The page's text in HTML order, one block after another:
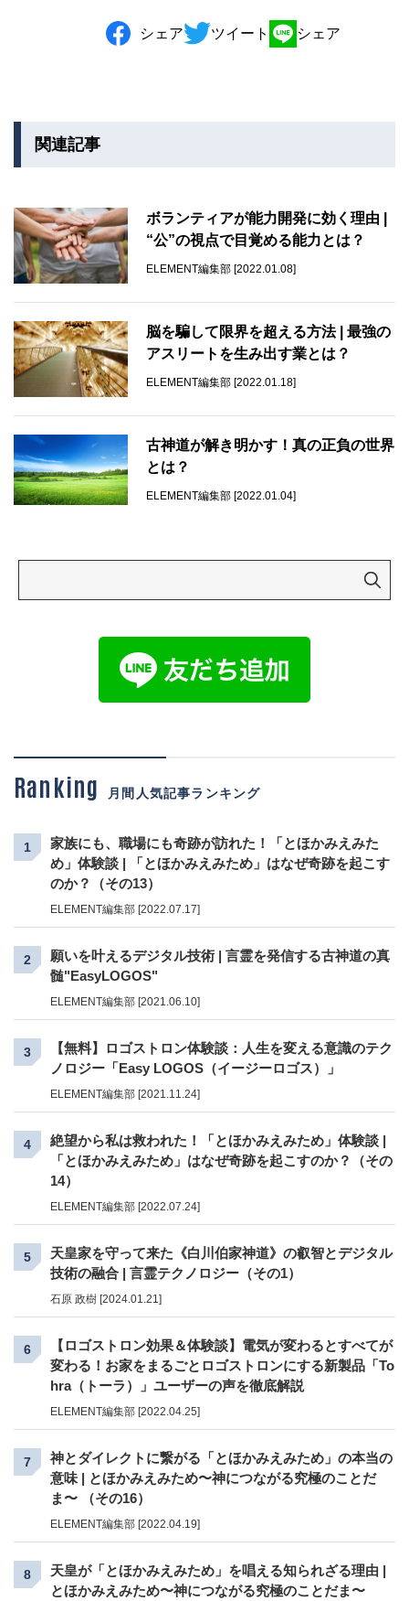
シェア ツイート シェア
関連記事
ボランティアが能力開発に効く理由 |
“公”の視点で目覚める能力とは？
ELEMENT編集部 [2022.01.08]
脳を騙して限界を超える方法 | 最強の
アスリートを生み出す業とは？
ELEMENT編集部 [2022.01.18]
古神道が解き明かす！真の正負の世界
とは？
ELEMENT編集部 [2022.01.04]
Ranking 月間人気記事ランキング
1
家族にも、職場にも奇跡が訪れた！「とほかみえみた
め」体験談 | 「とほかみえみため」はなぜ奇跡を起こす
のか？（その13）
ELEMENT編集部 [2022.07.17]
2
願いを叶えるデジタル技術 | 言霊を発信する古神道の真
髄"EasyLOGOS"
ELEMENT編集部 [2021.06.10]
3
【無料】ロゴストロン体験談：人生を変える意識のテク
ノロジー「Easy LOGOS（イージーロゴス）」
ELEMENT編集部 [2021.11.24]
4
絶望から私は救われた！「とほかみえみため」体験談 |
「とほかみえみため」はなぜ奇跡を起こすのか？（その
14）
ELEMENT編集部 [2022.07.24]
5
天皇家を守って来た《白川伯家神道》の叡智とデジタル
技術の融合 | 言霊テクノロジー（その1）
石原 政樹 [2024.01.21]
6
【ロゴストロン効果＆体験談】電気が変わるとすべてが
変わる！お家をまるごとロゴストロンにする新製品「To
hra（トーラ）」ユーザーの声を徹底解説
ELEMENT編集部 [2022.04.25]
7
神とダイレクトに繋がる「とほかみえみため」の本当の
意味 | とほかみえみため〜神につながる究極のことだ
ま〜 （その16）
ELEMENT編集部 [2022.04.19]
8
天皇が「とほかみえみため」を唱える知られざる理由 |
とほかみえみため〜神につながる究極のことだま〜